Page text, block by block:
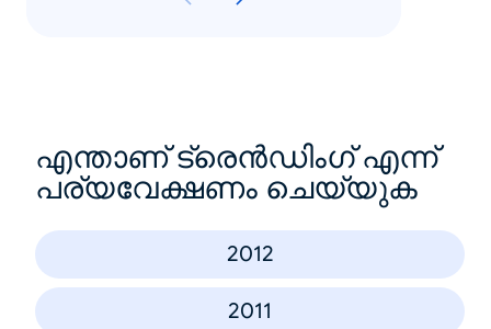
എന്താണ് ട്രെൻഡിംഗ് എന്ന്
പര്യവേക്ഷണം ചെയ്യുക
2012
2011